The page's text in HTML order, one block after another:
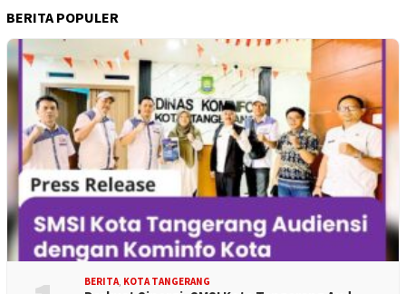
BERITA POPULER
BERITA, KOTA TANGERANG